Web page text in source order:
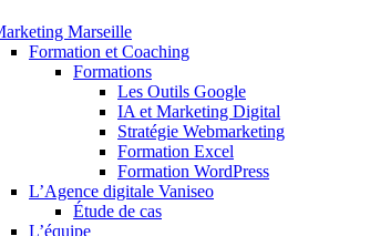
Marseille
Formation et Coaching
Formations
Les Outils Google
IA et Marketing Digital
Stratégie Webmarketing
Formation Excel
Formation WordPress
L’Agence digitale Vaniseo
Étude de cas
L’équipe